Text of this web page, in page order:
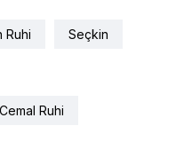
Ruhi Seçkin
Ruhi